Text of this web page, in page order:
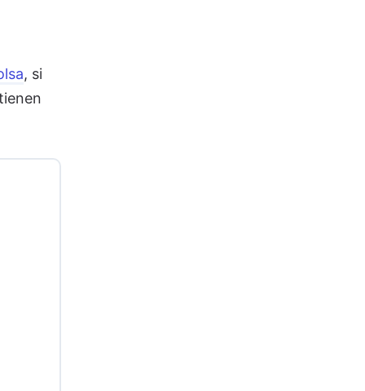
, si